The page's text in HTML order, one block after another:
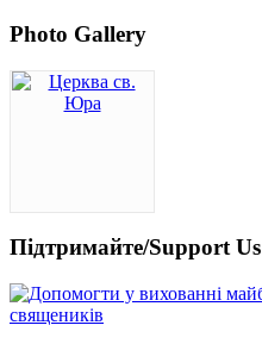
Photo Gallery
Підтримайте/Support Us